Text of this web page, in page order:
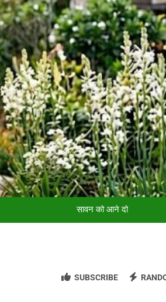
आईसीयू का बंद दरवाज़ा
यादों की खुशबू
सावन को आने दो
अच्छी औरत
SUBSCRIBE